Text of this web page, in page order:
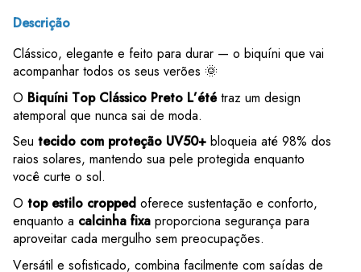
Descrição
Clássico, elegante e feito para durar — o biquíni que vai
acompanhar todos os seus verões 🌞
O Biquíni Top Clássico Preto L’ététraz um design
atemporal que nunca sai de moda.
Seu tecido com proteção UV50+ bloqueia até 98% dos
raios solares, mantendo sua pele protegida enquanto
você curte o sol.
O top estilo cropped oferece sustentação e conforto,
enquanto a calcinha fixa proporciona segurança para
aproveitar cada mergulho sem preocupações.
Versátil e sofisticado, combina facilmente com saídas de